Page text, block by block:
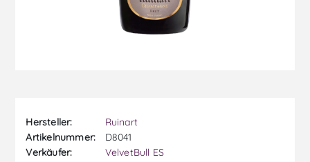
Hersteller:
Ruinart
Artikelnummer:
D8041
Verkäufer:
VelvetBull ES